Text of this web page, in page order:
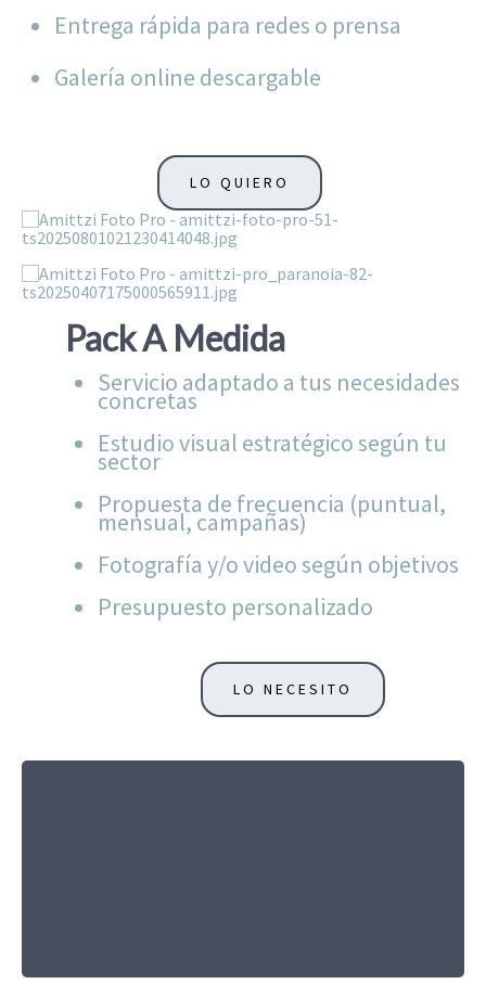
Entrega rápida para redes o prensa
Galería online descargable
LO QUIERO
Pack A Medida
Servicio adaptado a tus necesidades
concretas
Estudio visual estratégico según tu
sector
Propuesta de frecuencia (puntual,
mensual, campañas)
Fotografía y/o video según objetivos
Presupuesto personalizado
LO NECESITO